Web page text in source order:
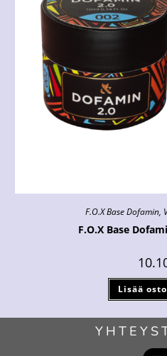
F.O.X Base Dofamin,
F.O.X Base
Lisää